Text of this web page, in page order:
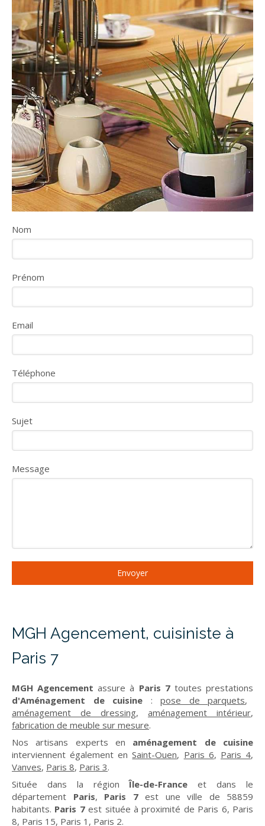
Nom
Prénom
Email
Téléphone
Sujet
Message
Envoyer
MGH Agencement, cuisiniste à
Paris 7
MGH Agencement assure à Paris 7toutes prestations
d'Aménagement de cuisine :pose de parquets,
aménagement de dressing, aménagement intérieur,
fabrication de meuble sur mesure.
Nos artisans experts en aménagement de cuisine
interviennent également enSaint-Ouen, Paris 6, Paris 4,
Vanves, Paris 8, Paris 3.
Située dans la régionÎle-de-France et dans le
département Paris, Paris 7est une ville de 58859
habitants. Paris 7est située à proximité de Paris 6, Paris
8, Paris 15, Paris 1, Paris 2.